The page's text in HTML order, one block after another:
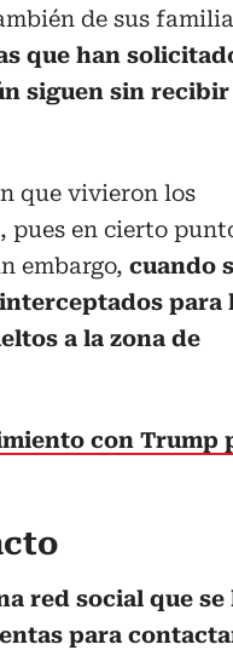
de sus
que han
siguen sin recibir
que vivieron los
pues en cierto
embargo, cuando
para
a la zona de
con Trump
red social que se
para